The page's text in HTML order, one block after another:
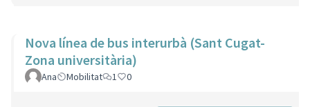
Nova línea de bus interurbà (Sant Cugat-
Zona universitària)
Ana Mobilitat 1 0